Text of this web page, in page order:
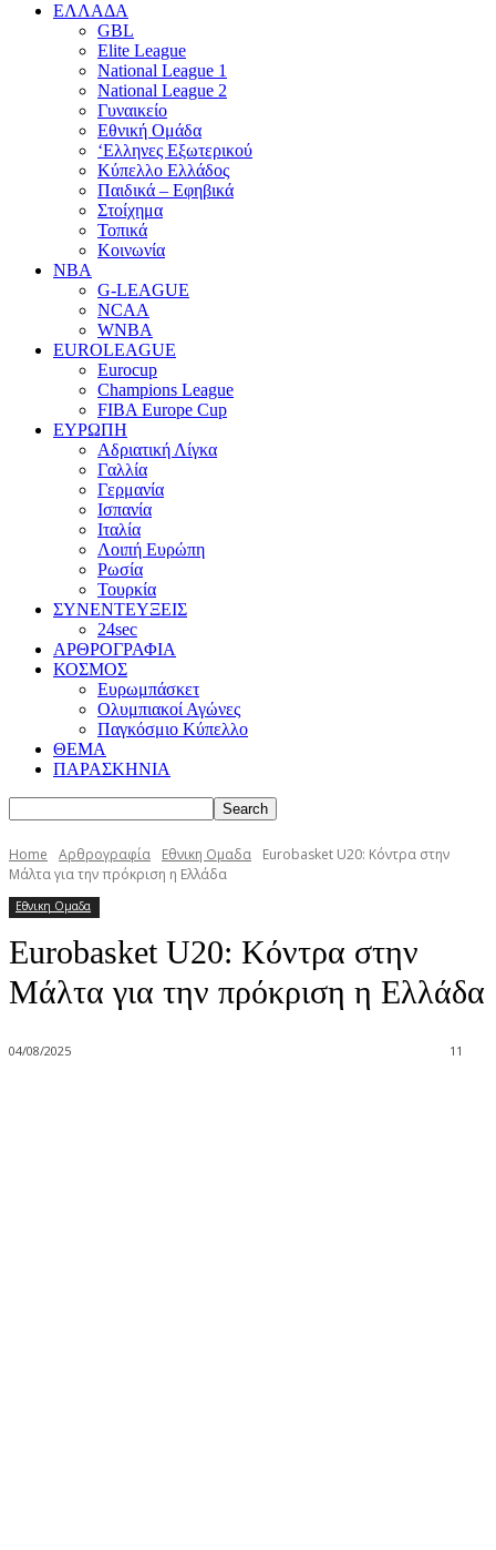
EΛΛΑΔΑ
GBL
Elite League
National League 1
National League 2
Γυναικείο
Εθνική Ομάδα
‘Ελληνες Εξωτερικού
Κύπελλο Ελλάδος
Παιδικά – Εφηβικά
Στοίχημα
Τοπικά
Κοινωνία
NBA
G-LEAGUE
NCAA
WNBA
ΕUROLEAGUE
Eurocup
Champions League
FIBA Europe Cup
ΕΥΡΩΠΗ
Αδριατική Λίγκα
Γαλλία
Γερμανία
Ισπανία
Ιταλία
Λοιπή Ευρώπη
Ρωσία
Τουρκία
ΣΥΝΕΝΤΕΥΞΕΙΣ
24sec
ΑΡΘΡΟΓΡΑΦΙΑ
ΚΟΣΜΟΣ
Ευρωμπάσκετ
Ολυμπιακοί Αγώνες
Παγκόσμιο Κύπελλο
ΘΕΜΑ
ΠΑΡΑΣΚΗΝΙΑ
Home Αρθρογραφία Εθνικη Ομαδα
Eurobasket U20: Κόντρα στην
Μάλτα για την πρόκριση η Ελλάδα
Εθνικη Ομαδα
Eurobasket U20: Κόντρα στην
Μάλτα για την πρόκριση η Ελλάδα
04/08/2025 11